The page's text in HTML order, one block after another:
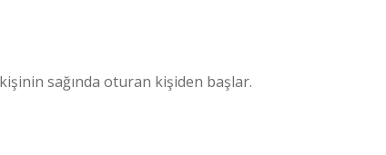
sağında oturan kişiden başlar.